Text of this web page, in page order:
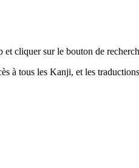
cliquer sur le bouton de
à tous les Kanji, et les